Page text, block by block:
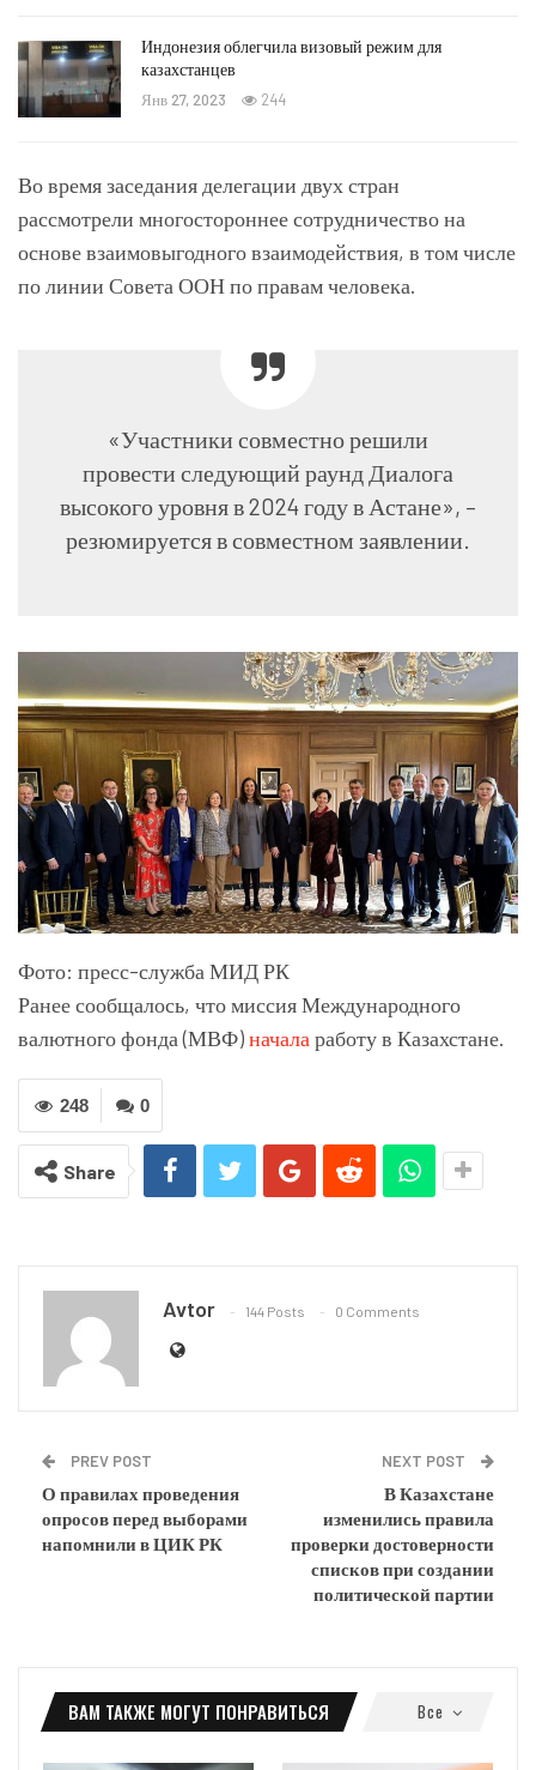
Индонезия облегчила визовый режим для
казахстанцев
Янв 27, 2023 244
Во время заседания делегации двух стран
рассмотрели многостороннее сотрудничество на
основе взаимовыгодного взаимодействия, в том числе
по линии Совета ООН по правам человека.
«Участники совместно решили
провести следующий раунд Диалога
высокого уровня в 2024 году в Астане», –
резюмируется в совместном заявлении.
Фото: пресс-служба МИД РК
Ранее сообщалось, что миссия Международного
валютного фонда (МВФ)начала работу в Казахстане.
0
248
Share
Avtor 144 Posts 0 Comments
PREV POST
О правилах проведения
опросов перед выборами
напомнили в ЦИК РК
NEXT POST
В Казахстане
изменились правила
проверки достоверности
списков при создании
политической партии
Все
ВАМ ТАКЖЕ МОГУТ ПОНРАВИТЬСЯ